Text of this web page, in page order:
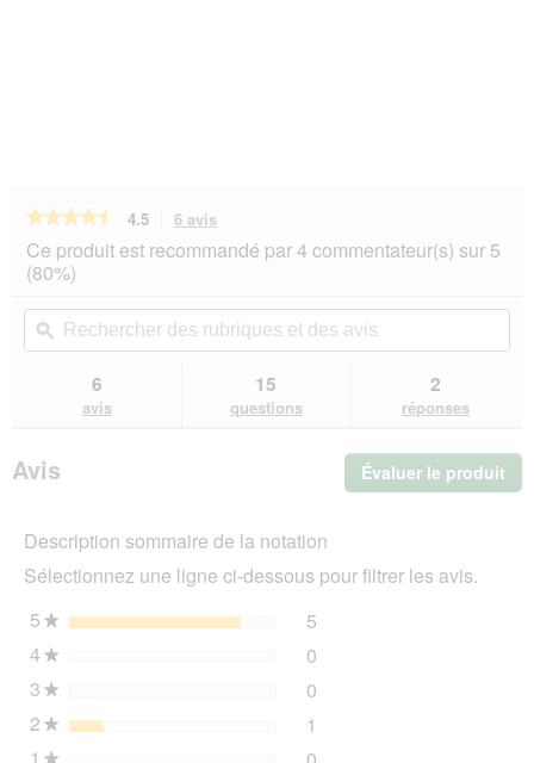
★★★★★
★★★★★
sur
5
les
avis
AniOne
Toilettes
4.5 6 avis
action
vous
vers
les
avis.
Ce produit est recommandé par 4 commentateur(s) sur 5
(80%)
Rechercher
des
rubriques
ϙ
6
avis
15
questions
2
réponses
Avis Évaluer le produit
Description sommaire de la notation
Sélectionnez une ligne ci-dessous pour filtrer les avis.
5★ étoiles 5
4★ 0
3★ 0
2★ étoiles 1
★